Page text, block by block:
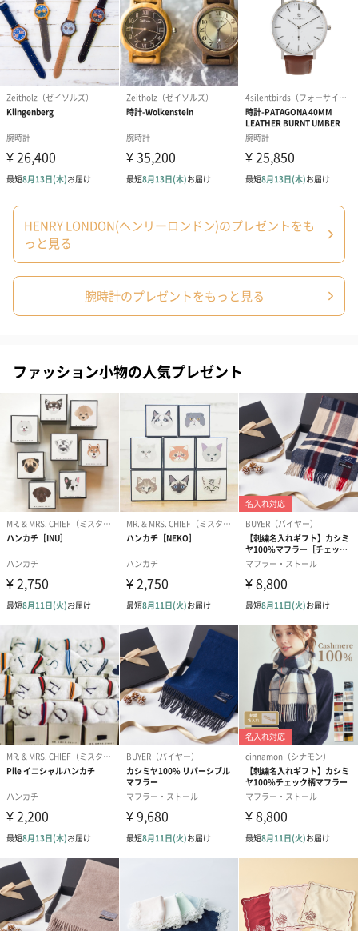
商品オプション情報
紙袋
お渡し用の紙袋です。
商品に合わせたサイズをお届けします。
あり（280円）
ードを同梱します。
写真付きメッセージカ
ード（680円）
写真付きメッセージカ
ード（Thank you）ピ
ンク（680円）
【誕生日】
Birthday ホワ
刷なし）（
包装紙
ラッピングを施してお届けいたします。
ゴールド（390円） ピンク（390円） グリーン（
生花
HENRY LONDON(ヘンリーロンドン)のプレゼントをも
っと見る
腕時計のプレゼントをもっと見る
ファッション小物の人気プレゼント